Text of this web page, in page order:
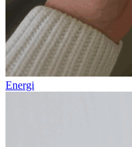
Energi